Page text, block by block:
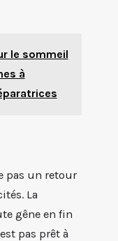
le sommeil
à
pas un retour
La
gêne en fin
pas prêt à